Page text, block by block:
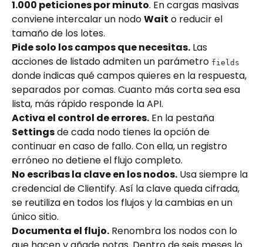
1.000 peticiones por minuto. En cargas masivas
conviene intercalar un nodo Wait o reducir el
tamaño de los lotes.
Pide solo los campos que necesitas. Las
acciones de listado admiten un parámetro fields
donde indicas qué campos quieres en la respuesta,
separados por comas. Cuanto más corta sea esa
lista, más rápido responde la API.
Activa el control de errores. En la pestaña
Settings de cada nodo tienes la opción de
continuar en caso de fallo. Con ella, un registro
erróneo no detiene el flujo completo.
No escribas la clave en los nodos. Usa siempre la
credencial de Clientify. Así la clave queda cifrada,
se reutiliza en todos los flujos y la cambias en un
único sitio.
Documenta el flujo. Renombra los nodos con lo